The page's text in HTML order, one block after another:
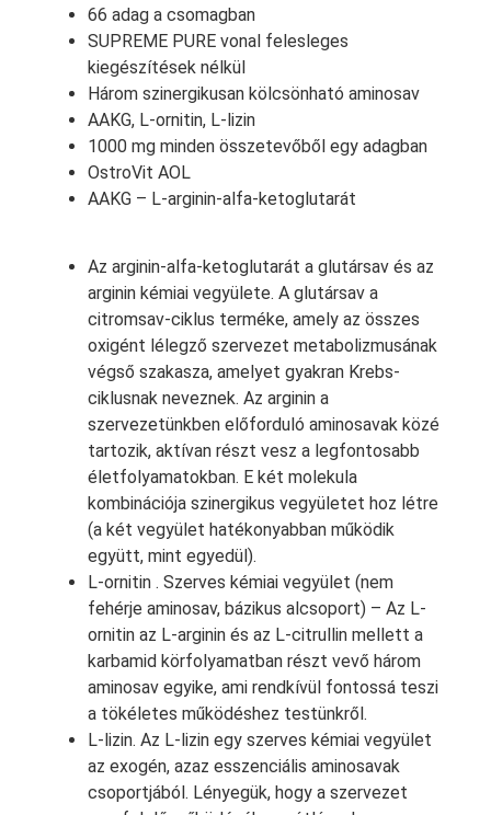
66 adag a csomagban
SUPREME PURE vonal felesleges
kiegészítések nélkül
Három szinergikusan kölcsönható aminosav
AAKG, L-ornitin, L-lizin
1000 mg minden összetevőből egy adagban
OstroVit AOL
AAKG – L-arginin-alfa-ketoglutarát
Az arginin-alfa-ketoglutarát a glutársav és az
arginin kémiai vegyülete. A glutársav a
citromsav-ciklus terméke, amely az összes
oxigént lélegző szervezet metabolizmusának
végső szakasza, amelyet gyakran Krebs-
ciklusnak neveznek. Az arginin a
szervezetünkben előforduló aminosavak közé
tartozik, aktívan részt vesz a legfontosabb
életfolyamatokban. E két molekula
kombinációja szinergikus vegyületet hoz létre
(a két vegyület hatékonyabban működik
együtt, mint egyedül).
L-ornitin . Szerves kémiai vegyület (nem
fehérje aminosav, bázikus alcsoport) – Az L-
ornitin az L-arginin és az L-citrullin mellett a
karbamid körfolyamatban részt vevő három
aminosav egyike, ami rendkívül fontossá teszi
a tökéletes működéshez testünkről.
L-lizin. Az L-lizin egy szerves kémiai vegyület
az exogén, azaz esszenciális aminosavak
csoportjából. Lényegük, hogy a szervezet